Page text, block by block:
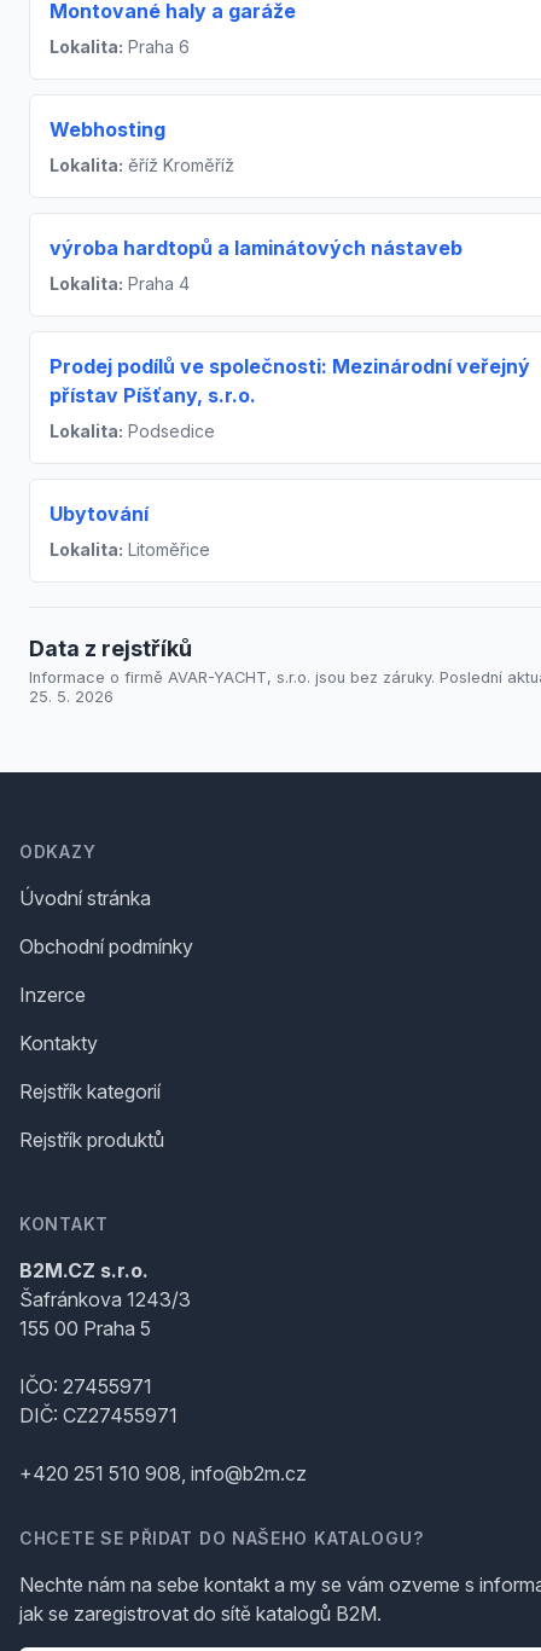
Montované haly a garáže
Lokalita: Praha 6
Webhosting
Lokalita: ěříž Kroměříž
výroba hardtopů a laminátových nástaveb
Lokalita: Praha 4
Prodej podílů ve společnosti: Mezinárodní veřejný
přístav Píšťany, s.r.o.
Lokalita: Podsedice
Ubytování
Lokalita: Litoměřice
Data z rejstříků
Informace o firmě AVAR-YACHT, s.r.o. jsou bez záruky. Poslední
25. 5. 2026
ODKAZY
Úvodní stránka
Obchodní podmínky
Inzerce
Kontakty
Rejstřík kategorií
Rejstřík produktů
KONTAKT
B2M.CZ s.r.o.
Šafránkova 1243/3
155 00 Praha 5
IČO: 27455971
DIČ: CZ27455971
+420 251 510 908, info@b2m.cz
CHCETE SE PŘIDAT DO NAŠEHO KATALOGU?
Nechte nám na sebe kontakt a my se vám ozveme s
jak se zaregistrovat do sítě katalogů B2M.